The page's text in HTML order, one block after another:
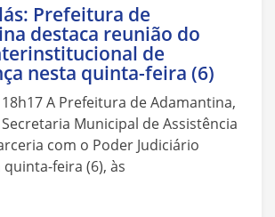
Prefeitura de
destaca reunião do
de
nesta quinta-feira (6)
A Prefeitura de Adamantina,
Municipal de Assistência
com o Poder Judiciário
feira (6), às